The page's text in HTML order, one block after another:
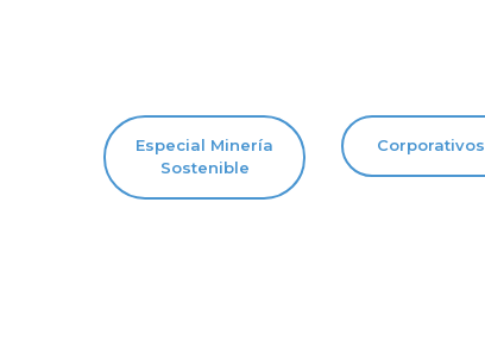
Especial Minería
Sostenible
Corporativos